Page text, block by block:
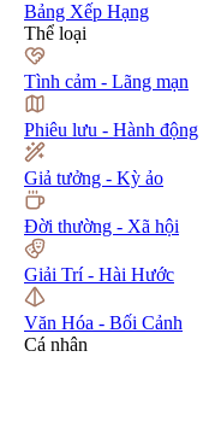
Bảng Xếp Hạng
Thể loại
Tình cảm - Lãng mạn
Phiêu lưu - Hành động
Giả tưởng - Kỳ ảo
Đời thường - Xã hội
Giải Trí - Hài Hước
Văn Hóa - Bối Cảnh
Cá nhân